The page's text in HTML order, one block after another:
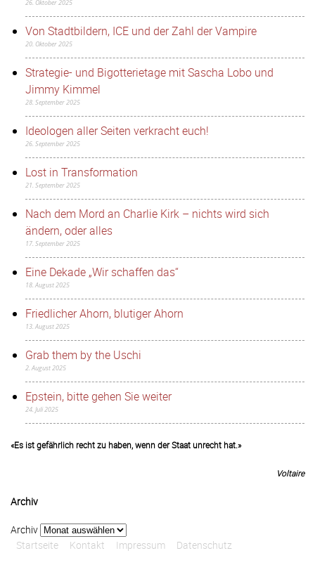
26. Oktober 2025
Von Stadtbildern, ICE und der Zahl der Vampire
20. Oktober 2025
Strategie- und Bigotterietage mit Sascha Lobo und
Jimmy Kimmel
28. September 2025
Ideologen aller Seiten verkracht euch!
26. September 2025
Lost in Transformation
21. September 2025
Nach dem Mord an Charlie Kirk – nichts wird sich
ändern, oder alles
17. September 2025
Eine Dekade „Wir schaffen das“
18. August 2025
Friedlicher Ahorn, blutiger Ahorn
13. August 2025
Grab them by the Uschi
2. August 2025
Epstein, bitte gehen Sie weiter
24. Juli 2025
«Es ist gefährlich recht zu haben, wenn der Staat unrecht hat.»
Voltaire
Archiv
Archiv
Startseite
Kontakt Impressum Datenschutz